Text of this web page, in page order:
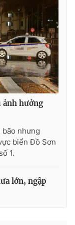
483/GP-BTTTT
Quốc Thắng,
ảnh hưởng
bão nhưng
biển Đồ Sơn
1.
lớn, ngập